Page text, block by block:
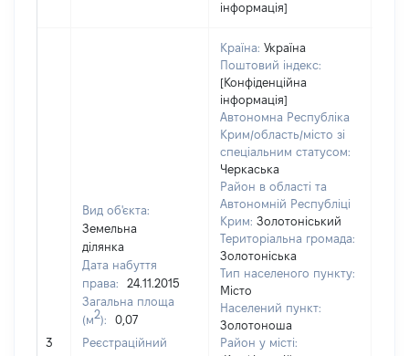
інформація]
3
Вид об'єкта:
Земельна
ділянка
Дата набуття
права:
24.11.2015
Загальна площа
(м2):
0,07
Реєстраційний
Країна: Україна
Поштовий індекс:
[Конфіденційна
інформація]
Автономна Республіка
Крим/область/місто зі
спеціальним статусом:
Черкаська
Район в області та
Автономній Республіці
Крим: Золотоніський
Територіальна громада:
Золотоніська
Тип населеного пункту:
Місто
Населений пункт:
Золотоноша
Район у місті: